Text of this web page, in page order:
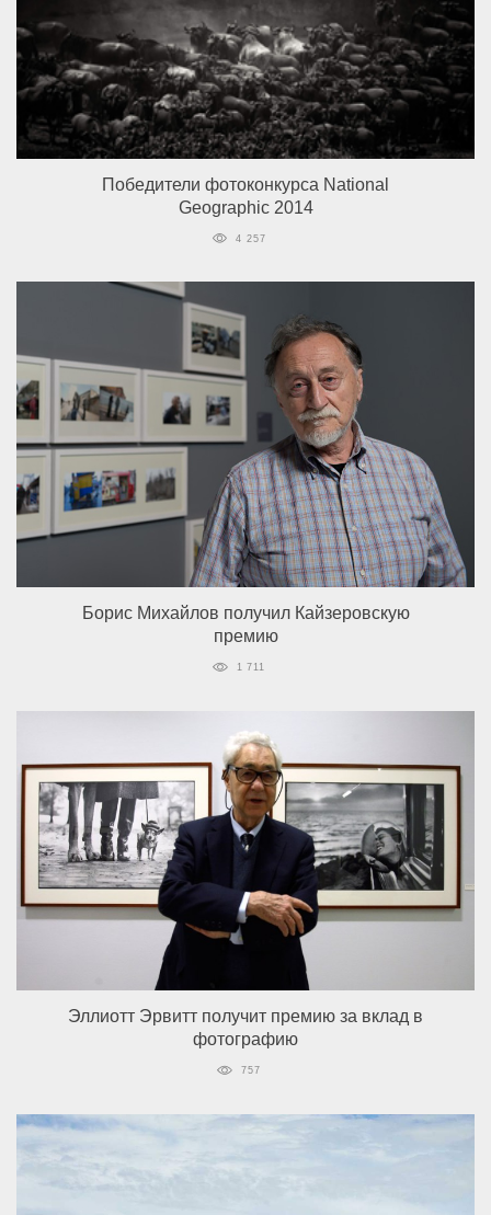
Победители фотоконкурса National
Geographic 2014
4 257
Борис Михайлов получил Кайзеровскую
премию
1 711
Эллиотт Эрвитт получит премию за вклад в
фотографию
757